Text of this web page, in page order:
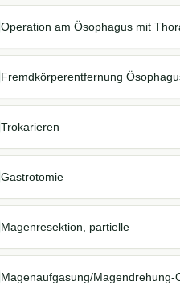
Operation am Ösophagus mit
Fremdkörperentfernung
Trokarieren
Gastrotomie
Magenresektion, partielle
Magenaufgasung/Magendrehung-